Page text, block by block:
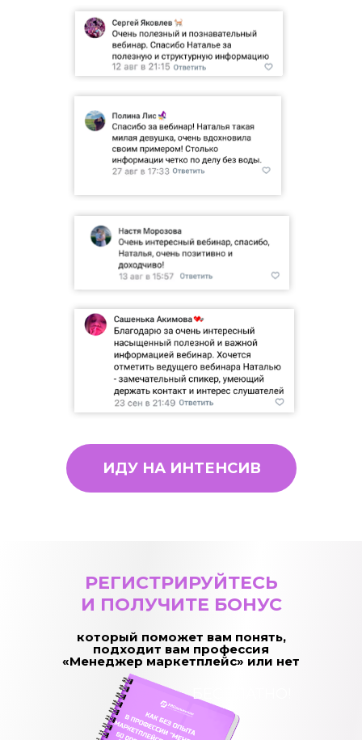
ИДУ НА ИНТЕНСИВ
который поможет вам понять,
подходит вам профессия
«Менеджер маркетплейс» или нет
РЕГИСТРИРУЙТЕСЬ
И ПОЛУЧИТЕ БОНУС
БЕСПЛАТНО!